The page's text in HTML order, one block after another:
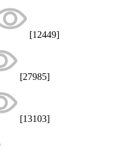
[12449]
[27985]
[13103]